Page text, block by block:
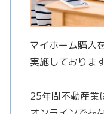
マイホーム購入
実施しておりま
25年間不動産業